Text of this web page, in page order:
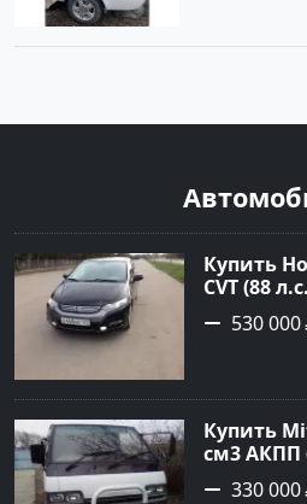
Купить
CVT (88
Черный
530 000
Купить
см3 АКПП
в330 000